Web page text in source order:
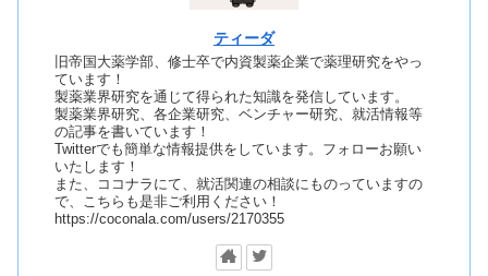
ティーダ
旧帝国大薬学部、修士卒で内資製薬企業で薬理研究をやっ
ています！
製薬業界研究を通じて得られた知識を発信しています。
製薬業界研究、各企業研究、ベンチャー研究、就活情報等
の記事を書いています！
Twitterでも簡単な情報提供をしています。フォローお願い
いたします！
また、ココナラにて、就活関連の相談にものっていますの
で、こちらも是非ご利用ください！
https://coconala.com/users/2170355